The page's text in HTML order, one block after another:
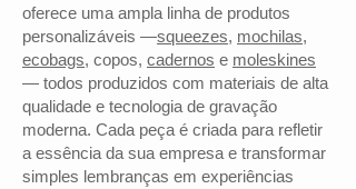
oferece uma ampla linha de produtos
personalizáveis —squeezes, mochilas,
ecobags, copos, cadernos e moleskines
— todos produzidos com materiais de alta
qualidade e tecnologia de gravação
moderna. Cada peça é criada para refletir
a essência da sua empresa e transformar
simples lembranças em experiências